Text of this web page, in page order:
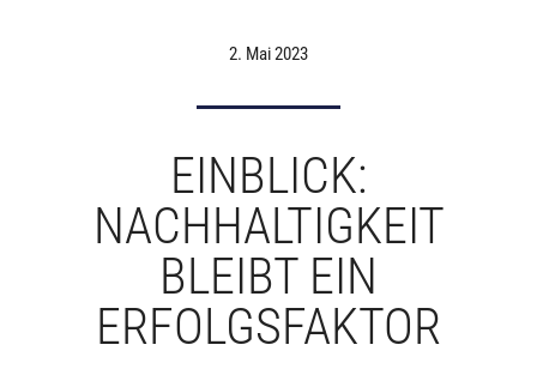
2. Mai 2023
EINBLICK:
NACHHALTIGKEIT
BLEIBT EIN
ERFOLGSFAKTOR